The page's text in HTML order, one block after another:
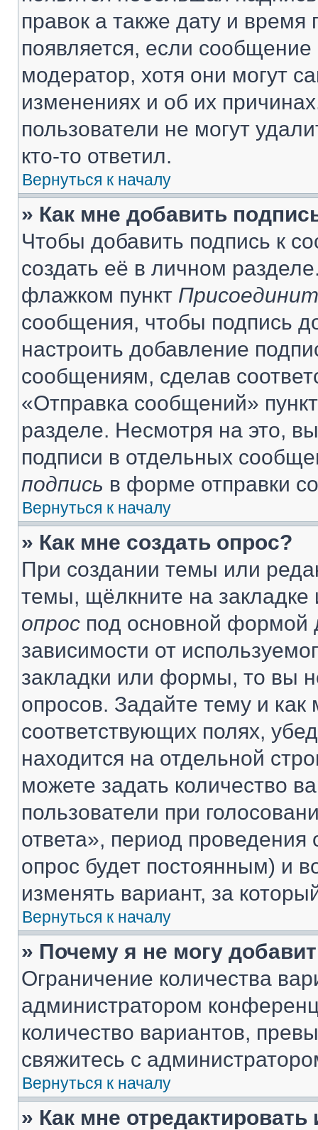
правок а также дату и
появляется, если
модератор, хотя они могут
изменениях и об их
пользователи не могут
кто-то ответил.
Вернуться к началу
» Как мне добавить
Чтобы добавить подпись к
создать её в личном
флажком пункт
сообщения, чтобы подпись
настроить добавление
сообщениям, сделав
«Отправка сообщений»
разделе. Несмотря на это,
подписи в отдельных
подпись в форме отправки
Вернуться к началу
» Как мне создать опрос?
При создании темы или
темы, щёлкните на
опрос под основной формой
зависимости от
закладки или формы, то вы
опросов. Задайте тему и
соответствующих полях,
находится на отдельной
можете задать количество
пользователи при
ответа», период проведения
опрос будет постоянным) и
изменять вариант, за
Вернуться к началу
» Почему я не могу
Ограничение количества
администратором
количество вариантов,
свяжитесь с
Вернуться к началу
» Как мне